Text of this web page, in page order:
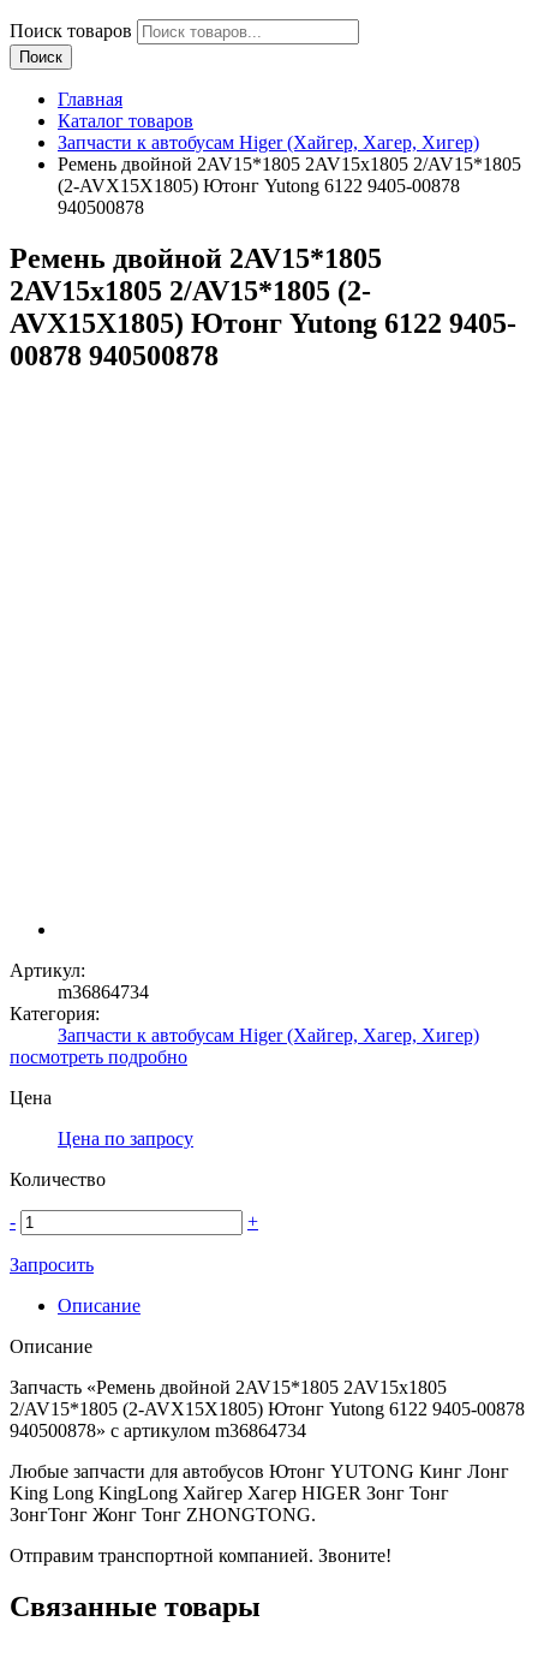
Поиск товаров
Поиск
Главная
Каталог товаров
Запчасти к автобусам Higer (Хайгер, Хагер, Хигер)
Ремень двойной 2AV15*1805 2AV15х1805 2/AV15*1805
(2-AVX15X1805) Ютонг Yutong 6122 9405-00878
940500878
Ремень двойной 2AV15*1805
2AV15х1805 2/AV15*1805 (2-
AVX15X1805) Ютонг Yutong 6122 9405-
00878 940500878
Артикул:
m36864734
Категория:
Запчасти к автобусам Higer (Хайгер, Хагер, Хигер)
посмотреть подробно
Цена
Цена по запросу
Количество
- +
Запросить
Описание
Описание
Запчасть «Ремень двойной 2AV15*1805 2AV15х1805
2/AV15*1805 (2-AVX15X1805) Ютонг Yutong 6122 9405-00878
940500878» с артикулом m36864734
Любые запчасти для автобусов Ютонг YUTONG Кинг Лонг
King Long KingLong Хайгер Хагер HIGER Зонг Тонг
ЗонгТонг Жонг Тонг ZHONGTONG.
Отправим транспортной компанией. Звоните!
Связанные товары